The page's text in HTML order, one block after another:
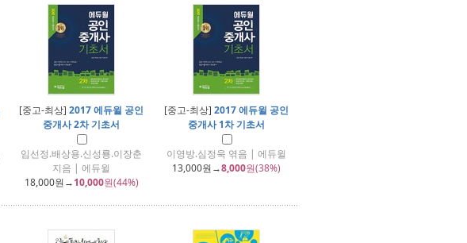
[중고-최상] 2017 에듀윌 공인
중개사 2차 기초서
임선정.배상용.신성룡.이장춘
지음 | 에듀윌
18,000원→10,000원(44%)
[중고-최상] 2017 에듀윌 공인
중개사 1차 기초서
이영방.심정욱 엮음 | 에듀윌
13,000원→8,000원(38%)